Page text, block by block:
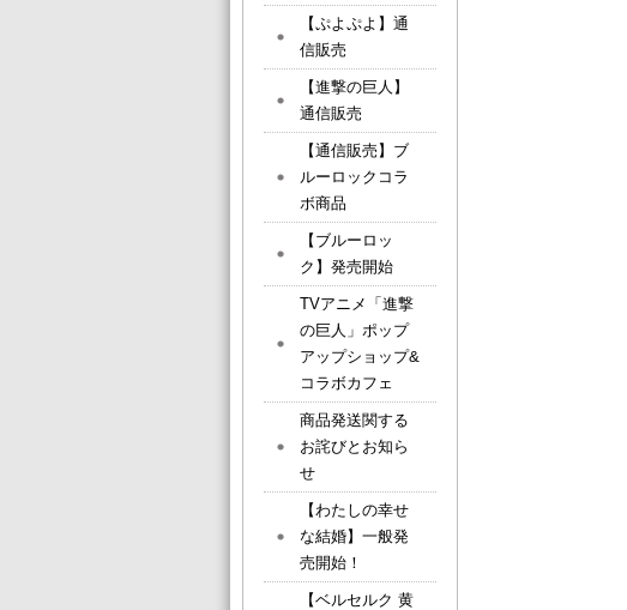
【ぷよぷよ】通
信販売
【進撃の巨人】
通信販売
【通信販売】ブ
ルーロックコラ
ボ商品
【ブルーロッ
ク】発売開始
TVアニメ「進撃
の巨人」ポップ
アップショップ&
コラボカフェ
商品発送関する
お詫びとお知ら
せ
【わたしの幸せ
な結婚】一般発
売開始！
【ベルセルク 黄